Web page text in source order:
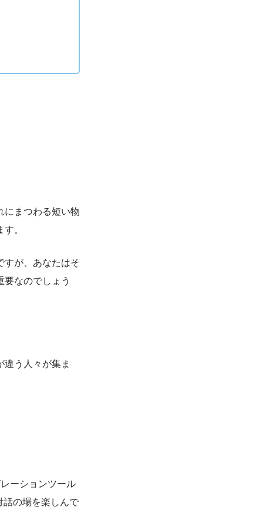
にまつわる短い物
。
すが、あなたはそ
なのでしょう
違う人々が集ま
ーションツール
話の場を楽しんで